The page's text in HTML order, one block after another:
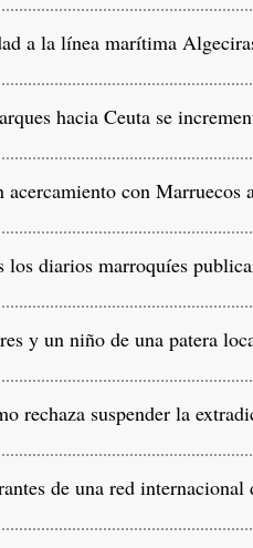
a la línea marítima
hacia Ceuta se
con Marruecos
diarios marroquíes
y un niño de una patera
rechaza suspender la
de una red internacional